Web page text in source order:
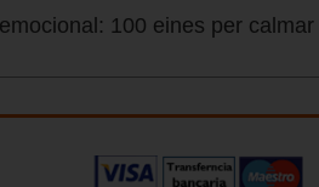
100 eines per